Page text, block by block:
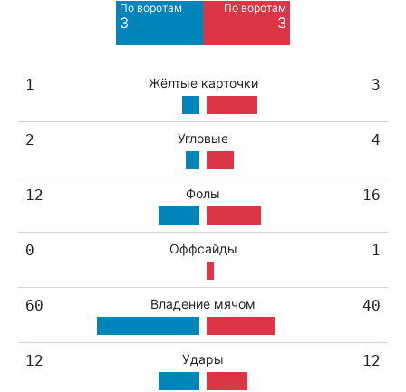
По воротам
3
По воротам
3
1 Жёлтые карточки 3
2 Угловые 4
12 Фолы 16
0 Оффсайды 1
60 Владение мячом 40
12 Удары 12